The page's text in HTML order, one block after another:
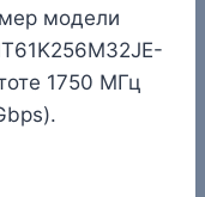
модели
1750 МГц